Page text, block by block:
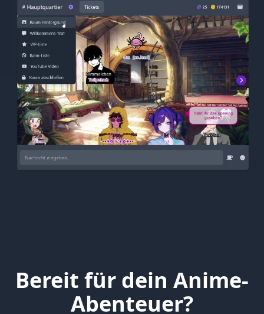
Bereit für dein Anime-
Abenteuer?